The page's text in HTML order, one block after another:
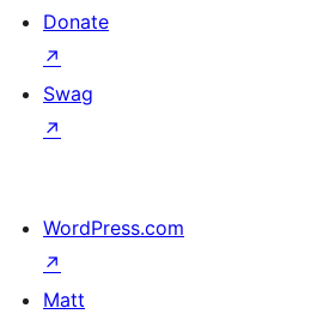
Donate
↗
Swag
↗
WordPress.com
↗
Matt